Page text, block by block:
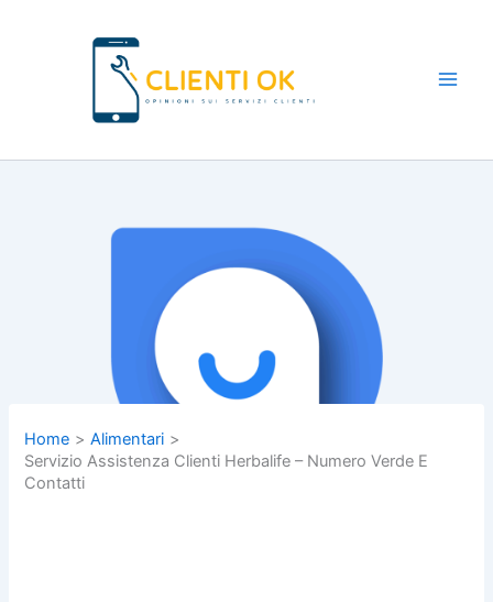
Home
Alimentari
Servizio Assistenza Clienti Herbalife – Numero Verde E
Contatti